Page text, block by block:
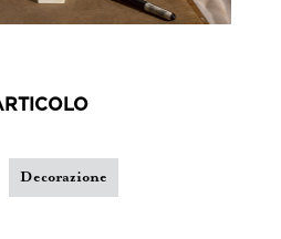
Decorazione